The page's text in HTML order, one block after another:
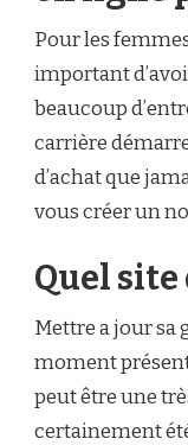
Pour les
important
beaucoup
carrière
d’achat que
vous créer un
Quel site
Mettre a jour sa
moment
peut être une
certainement